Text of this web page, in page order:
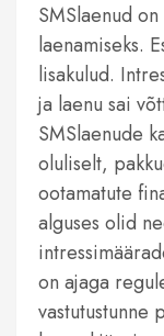
SMSlaenud
laenamiseks.
lisakulud.
ja laenu sai
SMSlaenude
oluliselt,
ootamatute
alguses olid
on ajaga
vastutustunne